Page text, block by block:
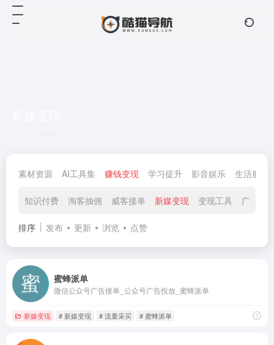
素材资源 AI工具集 赚钱变现 学习提升 影音娱乐 生活服务
知识付费 淘客抽佣 威客接单 新媒变现 变现工具 广告联
排序 发布 更新 浏览 点赞
蜜蜂派单
微信公众号广告接单_公众号广告投放_蜜蜂派单
新媒变现 # 新媒变现 # 流量采买 # 蜜蜂派单